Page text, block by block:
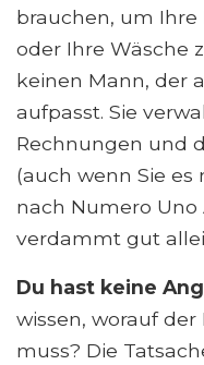
brauchen, um
oder Ihre Wäsche
keinen Mann, der
aufpasst. Sie
Rechnungen und
(auch wenn Sie es
nach Numero
verdammt gut
Du hast keine
wissen, worauf der
muss? Die